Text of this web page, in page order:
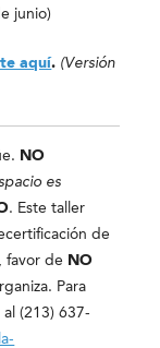
junio)
aquí. (Versión
NO
es
. Este taller
de
favor de NO
Para
al (213) 637-